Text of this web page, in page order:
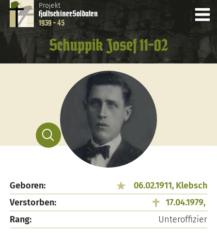
Projekt
HultschinerSoldaten
1939 - 45
Schuppik Josef 11-02
Geboren:
06.02.1911, Klebsch
Verstorben:
17.04.1979,
Rang:
Unteroffizier